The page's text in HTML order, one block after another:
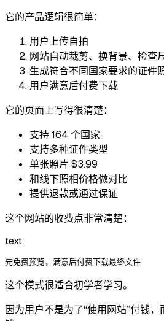
它的产品逻辑很简单：
用户上传自拍
网站自动裁剪、换背景、检查
生成符合不同国家要求的证件
用户满意后付费下载
它的页面上写得很清楚：
支持 164 个国家
支持多种证件类型
单张照片 $3.99
和线下照相价格做对比
提供退款或通过保证
这个网站的收费点非常清楚：
text
这个模式很适合初学者学习。
因为用户不是为了“使用网站”付钱